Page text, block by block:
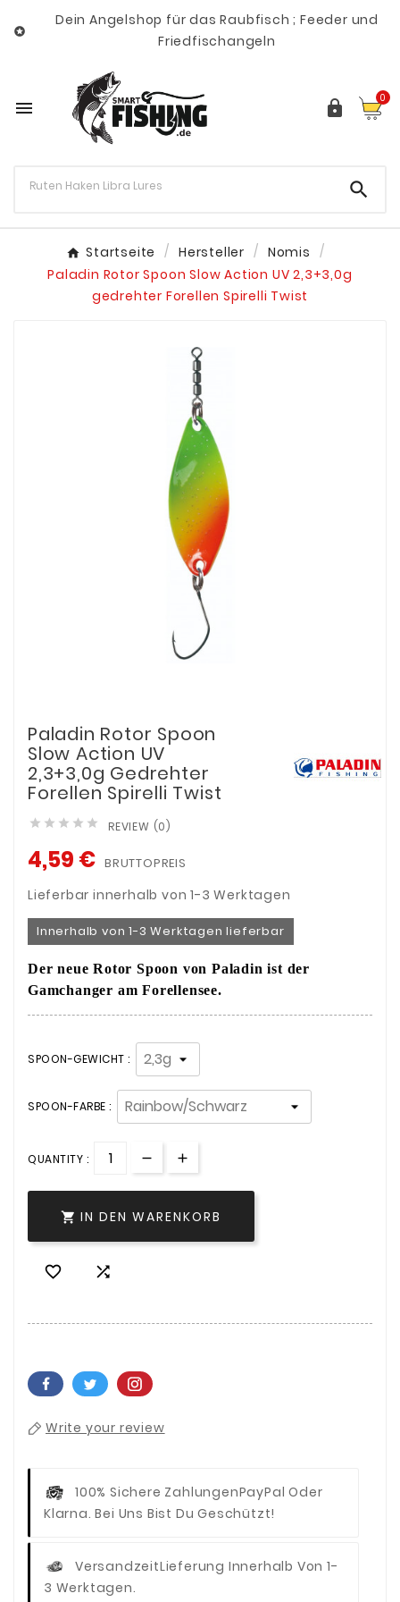

Dein Angelshop für das Raubfisch ; Feeder und
Friedfischangeln
  0

Startseite Hersteller
Nomis
Paladin Rotor Spoon Slow Action UV 2,3+3,0g
gedrehter Forellen Spirelli Twist
Paladin Rotor Spoon
Slow Action UV
2,3+3,0g Gedrehter
Forellen Spirelli Twist
     REVIEW (0)
4,59 € BRUTTOPREIS
Lieferbar innerhalb von 1-3 Werktagen
Innerhalb von 1-3 Werktagen lieferbar
Der neue Rotor Spoon von Paladin ist der
Gamchanger am Forellensee.
SPOON-GEWICHT :
SPOON-FARBE :
QUANTITY :
 IN DEN WARENKORB
 
Write your review
100% Sichere ZahlungenPayPal Oder
Klarna. Bei Uns Bist Du Geschützt!
VersandzeitLieferung Innerhalb Von 1-
3 Werktagen.